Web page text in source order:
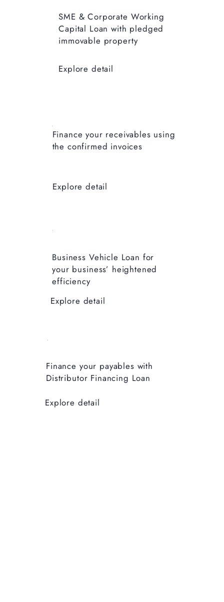
Explore detail
SME & Corporate Working
Capital Loan with pledged
immovable property
Finance your receivables using
the confirmed invoices
Business Vehicle Loan for
your business’ heightened
efficiency
Explore detail
Finance your payables with
Distributor Financing Loan
Explore detail
Explore detail